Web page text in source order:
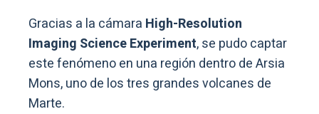
Gracias a la cámara High-Resolution
Imaging Science Experiment, se pudo captar
este fenómeno en una región dentro de Arsia
Mons, uno de los tres grandes volcanes de
Marte.